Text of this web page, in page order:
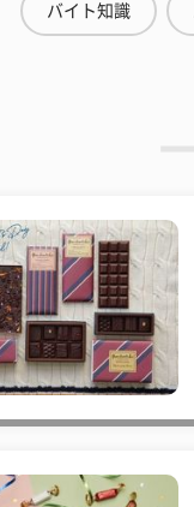
バイト知識